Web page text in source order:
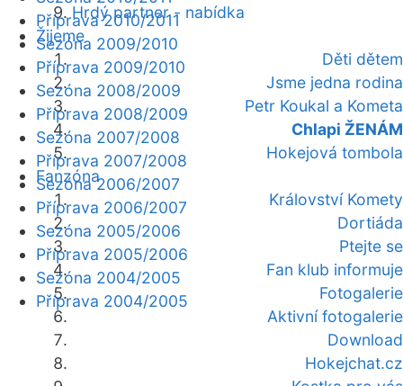
Hrdý partner - nabídka
Žijeme
Děti dětem
Jsme jedna rodina
Petr Koukal a Kometa
Chlapi ŽENÁM
Hokejová tombola
Fanzóna
Království Komety
Dortiáda
Ptejte se
Fan klub informuje
Fotogalerie
Aktivní fotogalerie
Download
Hokejchat.cz
Příprava 2010/2011
Sezóna 2009/2010
Příprava 2009/2010
Sezóna 2008/2009
Příprava 2008/2009
Sezóna 2007/2008
Příprava 2007/2008
Sezóna 2006/2007
Příprava 2006/2007
Sezóna 2005/2006
Příprava 2005/2006
Sezóna 2004/2005
Příprava 2004/2005